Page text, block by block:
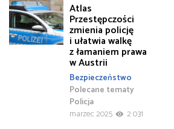
Atlas
Przestępczości
zmienia policję
i ułatwia walkę
z łamaniem prawa
w Austrii
Bezpieczeństwo
Polecane tematy
Policja
marzec 2025
2 031